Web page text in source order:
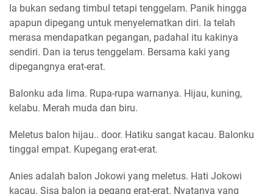
Ia bukan sedang timbul tetapi tenggelam. Panik hingga
apapun dipegang untuk menyelematkan diri. Ia telah
merasa mendapatkan pegangan, padahal itu kakinya
sendiri. Dan ia terus tenggelam. Bersama kaki yang
dipegangnya erat-erat.
Balonku ada lima. Rupa-rupa warnanya. Hijau, kuning,
kelabu. Merah muda dan biru.
Meletus balon hijau.. door. Hatiku sangat kacau. Balonku
tinggal empat. Kupegang erat-erat.
Anies adalah balon Jokowi yang meletus. Hati Jokowi
kacau. Sisa balon ia pegang erat-erat. Nyatanya yang